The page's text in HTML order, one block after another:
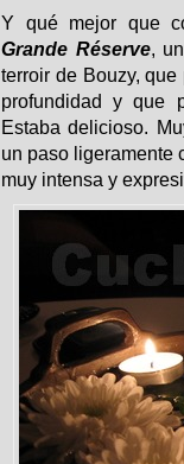
Y qué mejor que
Grande Réserve,
terroir de Bouzy,
profundidad y que
Estaba delicioso.
un paso ligeramente
muy intensa y